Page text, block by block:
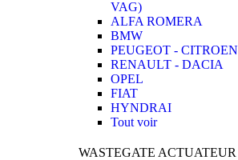
VAG)
ALFA ROMERA
BMW
PEUGEOT - CITROEN
RENAULT - DACIA
OPEL
FIAT
HYNDRAI
Tout voir
WASTEGATE ACTUATEUR